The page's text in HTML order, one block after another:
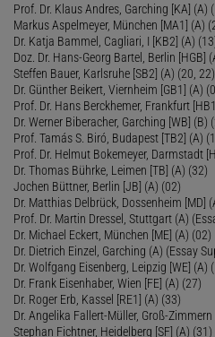
Prof. Dr. Klaus Andres, Garching [KA] (A)
Markus Aspelmeyer, München [MA1] (A)
Dr. Katja Bammel, Cagliari, I [KB2] (A)
Doz. Dr. Hans-Georg Bartel, Berlin [HGB]
Steffen Bauer, Karlsruhe [SB2] (A) (20, 22)
Dr. Günther Beikert, Viernheim [GB1] (A)
Prof. Dr. Hans Berckhemer, Frankfurt
Dr. Werner Biberacher, Garching [WB] (B)
Prof. Tamás S. Biró, Budapest [TB2] (A)
Prof. Dr. Helmut Bokemeyer, Darmstadt
Dr. Thomas Bührke, Leimen [TB] (A) (32)
Jochen Büttner, Berlin [JB] (A) (02)
Dr. Matthias Delbrück, Dossenheim [MD]
Prof. Dr. Martin Dressel, Stuttgart (A)
Dr. Michael Eckert, München [ME] (A) (02)
Dr. Dietrich Einzel, Garching (A) (Essay
Dr. Wolfgang Eisenberg, Leipzig [WE] (A)
Dr. Frank Eisenhaber, Wien [FE] (A) (27)
Dr. Roger Erb, Kassel [RE1] (A) (33)
Dr. Angelika Fallert-Müller, Groß-
Stephan Fichtner, Heidelberg [SF] (A) (31)